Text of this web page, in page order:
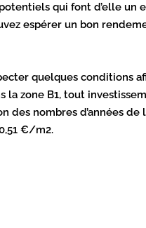
qui font d’elle un
espérer un bon
quelques conditions
la zone B1, tout
des nombres d’années
€/m2.